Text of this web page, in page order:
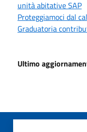
unità abitative SAP
Proteggiamoci dal
Graduatoria
Ultimo